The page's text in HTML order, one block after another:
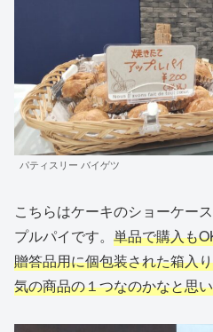
パティスリー バイゲツ
こちらはケーキのショーケー
プルパイです。 単品で購入も
贈答品用に個包装された箱入
気の商品の１つなのかなと思